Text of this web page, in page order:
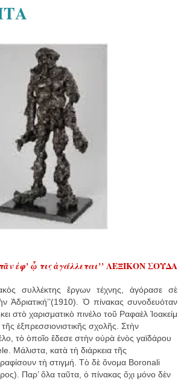
ἐφ’ ᾧ τις ἀγάλλεται’’ ΛΕΞΙΚΟΝ ΣΟΥΔΑ
συλλέκτης ἔργων τέχνης, ἀγόρασε σὲ
Ἀδριατική’’(1910). Ὁ πίνακας συνοδευόταν
στὸ χαρισματικὸ πινέλο τοῦ Ραφαὲλ Ἰοακείμ
ἐξπρεσσιονιστικῆς σχολῆς. Στὴν
τὸ ὁποῖο ἔδεσε στὴν οὐρὰ ἑνὸς γαϊδάρου
Μάλιστα, κατὰ τὴ διάρκεια τῆς
τὴ στιγμή. Τὸ δὲ ὄνομα Boronali
Παρ’ ὅλα ταῦτα, ὁ πίνακας ὄχι μόνο δὲν